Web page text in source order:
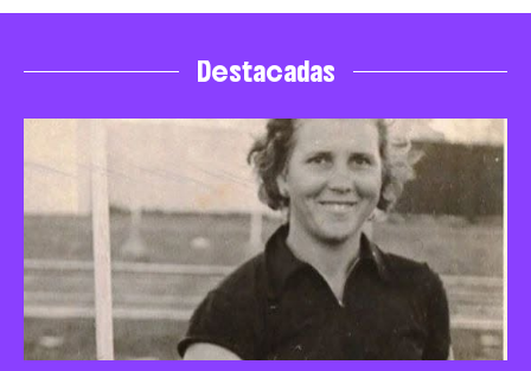
Destacadas